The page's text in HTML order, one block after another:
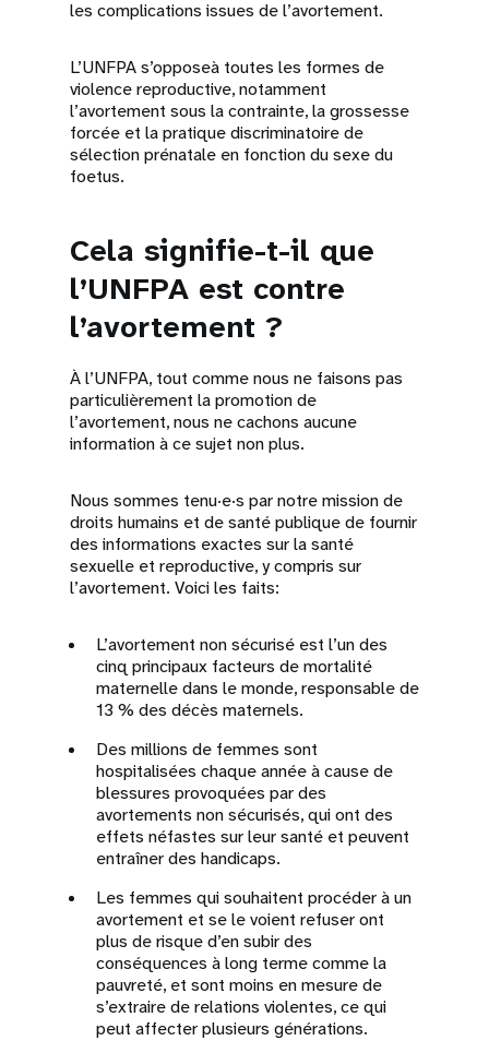
les complications issues de l’avortement.
L’UNFPA s’opposeà toutes les formes de
violence reproductive, notamment
l’avortement sous la contrainte, la grossesse
forcée et la pratique discriminatoire de
sélection prénatale en fonction du sexe du
foetus.
Cela signifie-t-il que
l’UNFPA est contre
l’avortement ?
À l’UNFPA, tout comme nous ne faisons pas
particulièrement la promotion de
l’avortement, nous ne cachons aucune
information à ce sujet non plus.
Nous sommes tenu·e·s par notre mission de
droits humains et de santé publique de fournir
des informations exactes sur la santé
sexuelle et reproductive, y compris sur
l’avortement. Voici les faits:
L’avortement non sécurisé est l’un des
cinq principaux facteurs de mortalité
maternelle dans le monde, responsable de
13 % des décès maternels.
Des millions de femmes sont
hospitalisées chaque année à cause de
blessures provoquées par des
avortements non sécurisés, qui ont des
effets néfastes sur leur santé et peuvent
entraîner des handicaps.
Les femmes qui souhaitent procéder à un
avortement et se le voient refuser ont
plus de risque d’en subir des
conséquences à long terme comme la
pauvreté, et sont moins en mesure de
s’extraire de relations violentes, ce qui
peut affecter plusieurs générations.